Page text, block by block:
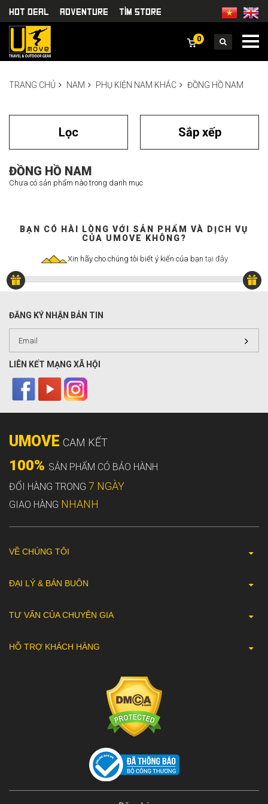
HOT DEAL Adventure TÌm Store
0
TRANG CHỦ NAM PHỤ KIỆN NAM KHÁC ĐỒNG HỒ NAM
Lọc Sắp xếp
ĐỒNG HỒ NAM
Chưa có sản phẩm nào trong danh mục
BẠN CÓ HÀI LÒNG VỚI SẢN PHẨM VÀ DỊCH VỤ
CỦA UMOVE KHÔNG?
Xin hãy cho chúng tôi biết ý kiến của bạn tại đây
ĐĂNG KÝ NHẬN BẢN TIN
LIÊN KẾT MẠNG XÃ HỘI
UMOVE CAM KẾT
100% SẢN PHẨM CÓ BẢO HÀNH
ĐỔI HÀNG TRONG 7 NGÀY
GIAO HÀNG NHANH
VỀ CHÚNG TÔI
ĐẠI LÝ & BÁN BUÔN
TƯ VẤN CỦA CHUYÊN GIA
HỖ TRỢ KHÁCH HÀNG